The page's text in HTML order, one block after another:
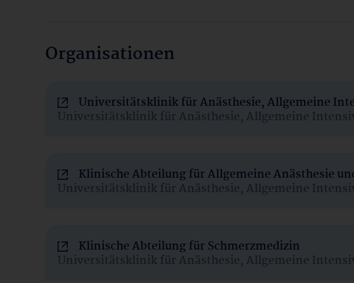
Organisationen
Universitätsklinik für Anästhesie, Allgemeine
Universitätsklinik für Anästhesie, Allgemeine
Klinische Abteilung für Allgemeine Anästhesie
Universitätsklinik für Anästhesie, Allgemeine
Klinische Abteilung für Schmerzmedizin
Universitätsklinik für Anästhesie, Allgemeine